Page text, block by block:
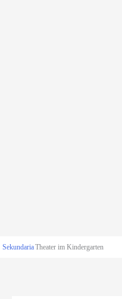
SekundariaTheater im Kindergarten